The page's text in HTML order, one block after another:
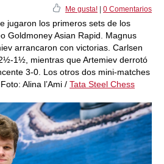
Me gusta! 0 Comentarios
jugaron los primeros sets de los
Goldmoney Asian Rapid. Magnus
arrancaron con victorias. Carlsen
1½, mientras que Artemiev derrotó
3-0. Los otros dos mini-matches
Alina l’Ami / Tata Steel Chess